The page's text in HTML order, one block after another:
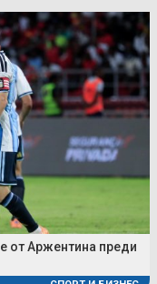
от Аржентина преди